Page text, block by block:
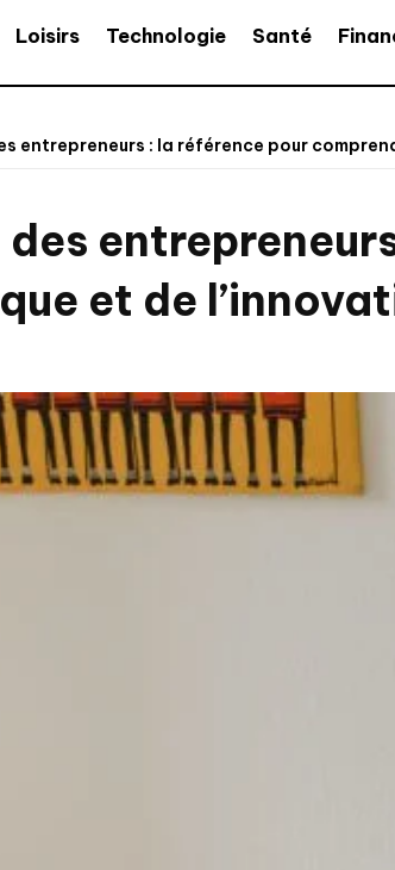
Loisirs Technologie Santé
entrepreneurs : la référence pour
et de